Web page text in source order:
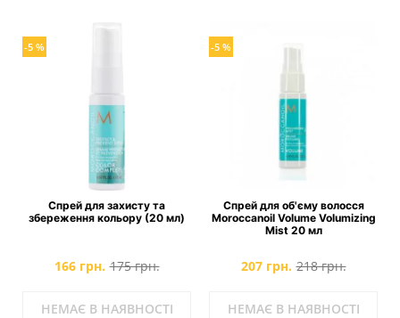
-5 %
Спрей для захисту та
збереження кольору (20 мл)
166 грн. 175 грн.
НЕМАЄ В НАЯВНОСТІ
-5 %
Спрей для об'єму волосся
Moroccanoil Volume Volumizing
Mist 20 мл
207 грн. 218 грн.
НЕМАЄ В НАЯВНОСТІ